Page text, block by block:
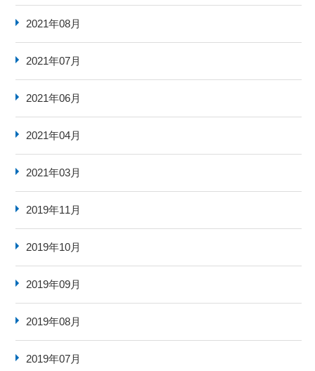
2021年08月
2021年07月
2021年06月
2021年04月
2021年03月
2019年11月
2019年10月
2019年09月
2019年08月
2019年07月